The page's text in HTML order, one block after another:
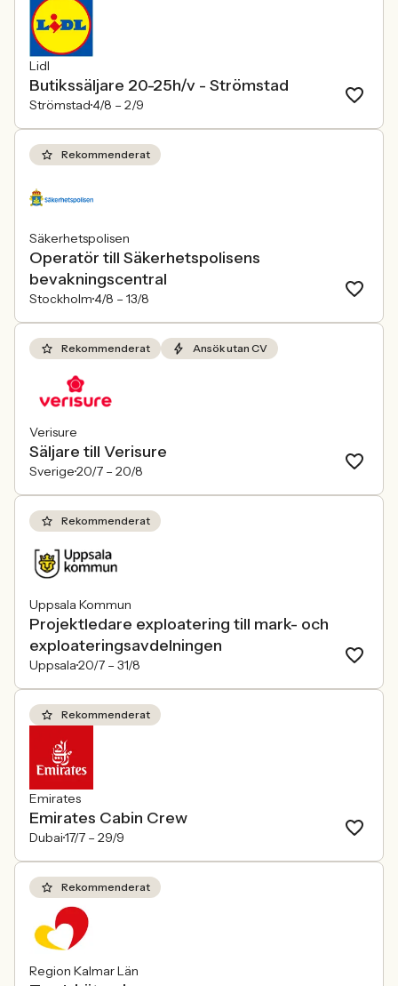
Lidl
Butikssäljare 20-25h/v - Strömstad
Strömstad4/8 – 2/9
Rekommenderat
Säkerhetspolisen
Operatör till Säkerhetspolisens
bevakningscentral
Stockholm4/8 – 13/8
Rekommenderat Ansök utan CV
Verisure
Säljare till Verisure
Sverige20/7 – 20/8
Rekommenderat
Uppsala Kommun
Projektledare exploatering till mark- och
exploateringsavdelningen
Uppsala20/7 – 31/8
Rekommenderat
Emirates
Emirates Cabin Crew
Dubai17/7 – 29/9
Rekommenderat
Region Kalmar Län